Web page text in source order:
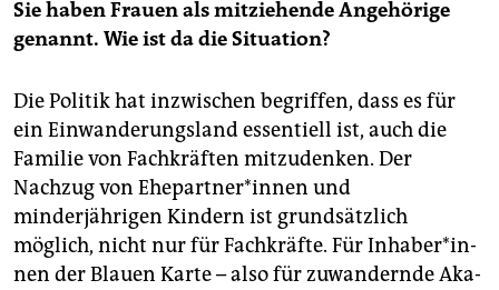
Sie haben Frauen als mitziehende Angehörige
genannt. Wie ist da die Situation?
Die Politik hat inzwischen begriffen, dass es für
ein Einwanderungsland essentiell ist, auch die
Familie von Fachkräften mitzudenken. Der
Nachzug von Ehe­part­ne­r*in­nen und
minderjährigen Kindern ist grundsätzlich
möglich, nicht nur für Fachkräfte. Für In­ha­be­r*in­
nen der Blauen Karte – also für zuwandernde Aka­